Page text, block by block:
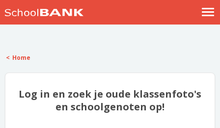
Help
Home
Log in en zoek je oude klassenfoto's
en schoolgenoten op!